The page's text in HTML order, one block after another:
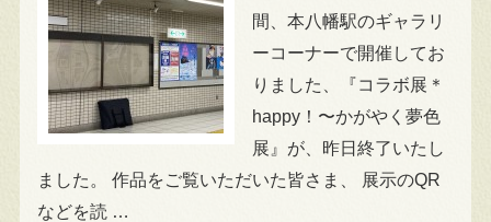
間、本八幡駅のギャラリ
ーコーナーで開催してお
りました、『コラボ展＊
happy！〜かがやく夢色
展』が、昨日終了いたし
ました。 作品をご覧いただいた皆さま、 展示のQR
などを読 …